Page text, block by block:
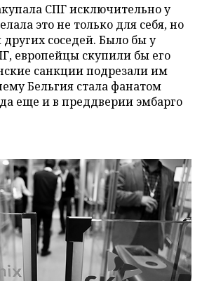
СПГ исключительно у
это не только для себя, но
соседей. Было бы у
европейцы скупили бы его
санкции подрезали им
Бельгия стала фанатом
еще и в преддверии эмбарго